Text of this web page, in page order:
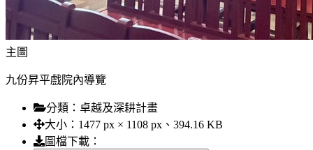
主圖
九份昇平戲院內導覽
分類： 卓越及深耕計畫
大小： 1477 px × 1108 px、394.16 KB
圖檔下載：